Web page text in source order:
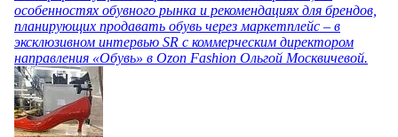
особенностях обувного рынка и рекомендациях для брендов,
планирующих продавать обувь через маркетплейс – в
эксклюзивном интервью SR с коммерческим директором
направления «Обувь» в Ozon Fashion Ольгой Москвичевой.